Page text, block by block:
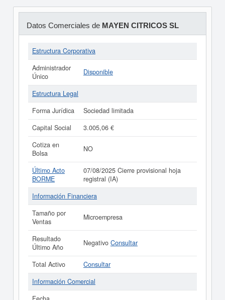
Datos Comerciales de MAYEN CITRICOS SL
Estructura Corporativa
Administrador
Único
Disponible
Estructura Legal
Forma Jurídica
Sociedad limitada
Capital Social
3.005,06 €
Cotiza en
Bolsa
NO
Último Acto
BORME
07/08/2025 Cierre provisional hoja
registral (IA)
Información Financiera
Tamaño por
Ventas
Microempresa
Resultado
Último Año
Negativo Consultar
Total Activo
Consultar
Información Comercial